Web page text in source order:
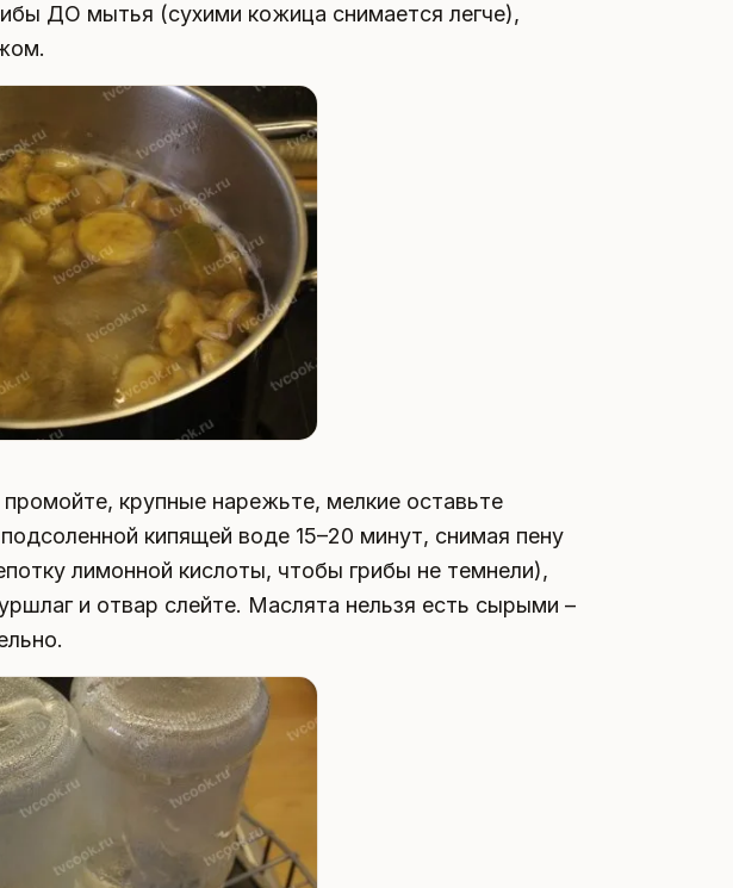
ДО мытья (сухими кожица снимается легче),
крупные нарежьте, мелкие оставьте
кипящей воде 15–20 минут, снимая пену
лимонной кислоты, чтобы грибы не темнели),
и отвар слейте. Маслята нельзя есть сырыми –